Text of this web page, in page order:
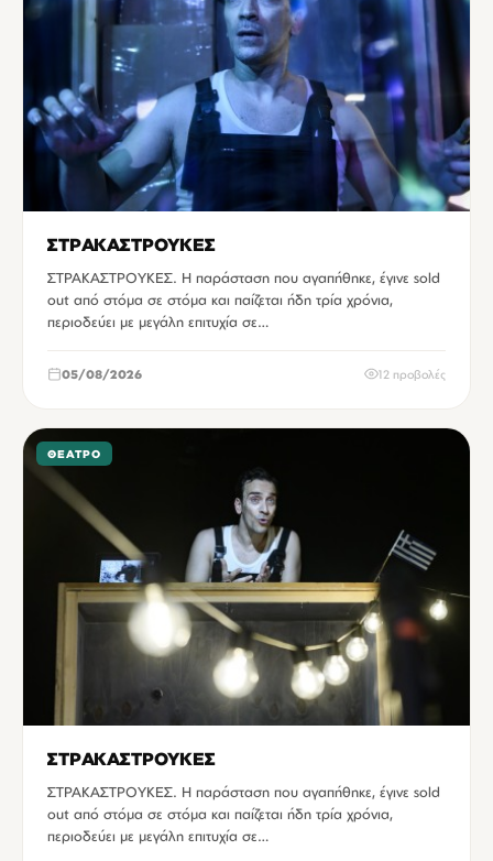
ΣΤΡΑΚΑΣΤΡΟΥΚΕΣ
ΣΤΡΑΚΑΣΤΡΟΥΚΕΣ. Η παράσταση που αγαπήθηκε, έγινε sold
out από στόμα σε στόμα και παίζεται ήδη τρία χρόνια,
περιοδεύει με μεγάλη επιτυχία σε…
05/08/2026 12 προβολές
ΘΈΑΤΡΟ
ΣΤΡΑΚΑΣΤΡΟΥΚΕΣ
ΣΤΡΑΚΑΣΤΡΟΥΚΕΣ. Η παράσταση που αγαπήθηκε, έγινε sold
out από στόμα σε στόμα και παίζεται ήδη τρία χρόνια,
περιοδεύει με μεγάλη επιτυχία σε…